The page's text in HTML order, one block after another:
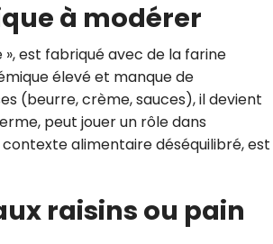
à modérer
est fabriqué avec de la farine
élevé et manque de
(beurre, crème, sauces), il devient
peut jouer un rôle dans
alimentaire déséquilibré, est
raisins ou pain